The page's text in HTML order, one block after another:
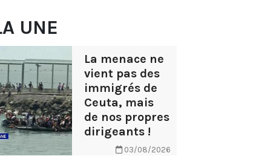
UNE
La menace ne
vient pas des
immigrés de
Ceuta, mais
de nos propres
dirigeants !
03/08/2026